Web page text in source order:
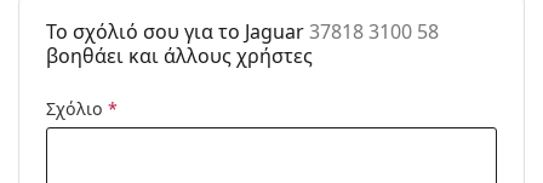
Μάρκα:
Jaguar
37818 3100 58
To σχόλιό σου για το Jaguar37818 3100 58
βοηθάει και άλλους χρήστες
Σχόλιο *